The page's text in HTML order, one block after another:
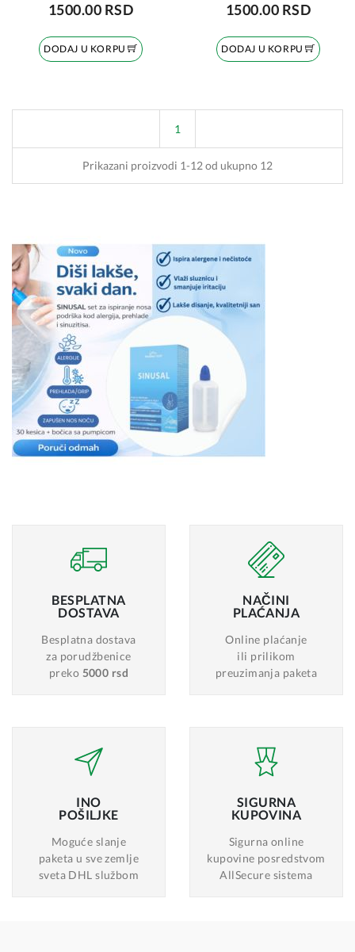
1500.00 RSD
DODAJ U KORPU
1500.00 RSD
DODAJ U KORPU
1
Prikazani proizvodi 1-12 od ukupno 12
BESPLATNA
DOSTAVA
Besplatna dostava
za porudžbenice
preko 5000 rsd
NAČINI
PLAĆANJA
Online plaćanje
ili prilikom
preuzimanja paketa
INO
POŠILJKE
Moguće slanje
paketa u sve zemlje
sveta DHL službom
SIGURNA
KUPOVINA
Sigurna online
kupovine posredstvom
AllSecure sistema